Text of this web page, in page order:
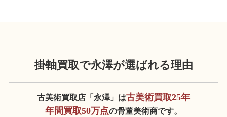
掛軸買取で永澤が選ばれる理由
古美術買取店「永澤」は古美術買取25年
年間買取50万点の骨董美術商です。